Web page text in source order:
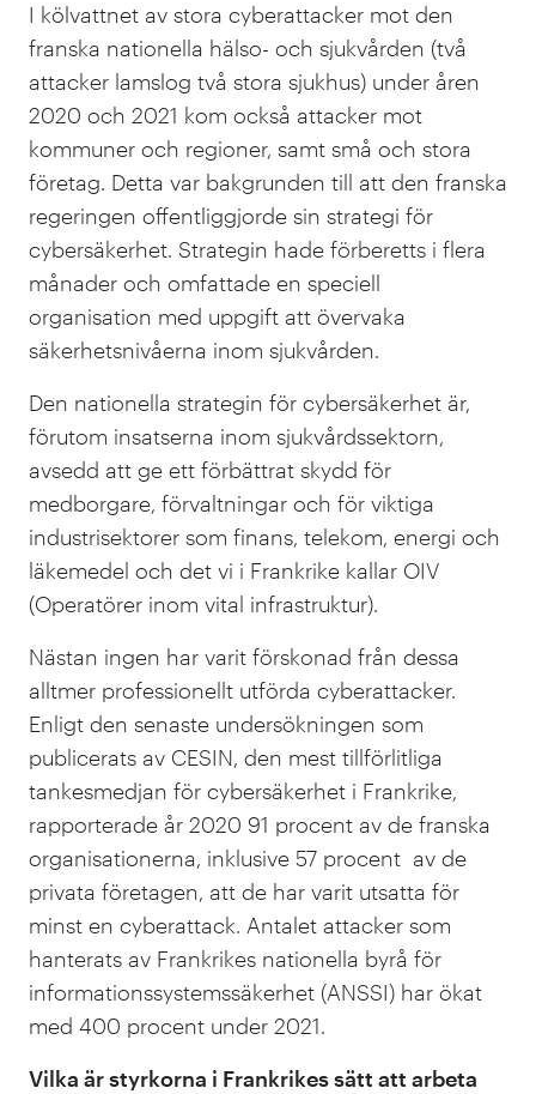
I kölvattnet av stora cyberattacker mot den
franska nationella hälso- och sjukvården (två
attacker lamslog två stora sjukhus) under åren
2020 och 2021 kom också attacker mot
kommuner och regioner, samt små och stora
företag. Detta var bakgrunden till att den franska
regeringen offentliggjorde sin strategi för
cybersäkerhet. Strategin hade förberetts i flera
månader och omfattade en speciell
organisation med uppgift att övervaka
säkerhetsnivåerna inom sjukvården.
Den nationella strategin för cybersäkerhet är,
förutom insatserna inom sjukvårdssektorn,
avsedd att ge ett förbättrat skydd för
medborgare, förvaltningar och för viktiga
industrisektorer som finans, telekom, energi och
läkemedel och det vi i Frankrike kallar OIV
(Operatörer inom vital infrastruktur).
Nästan ingen har varit förskonad från dessa
alltmer professionellt utförda cyberattacker.
Enligt den senaste undersökningen som
publicerats av CESIN, den mest tillförlitliga
tankesmedjan för cybersäkerhet i Frankrike,
rapporterade år 2020 91 procent av de franska
organisationerna, inklusive 57 procent av de
privata företagen, att de har varit utsatta för
minst en cyberattack. Antalet attacker som
hanterats av Frankrikes nationella byrå för
informationssystemssäkerhet (ANSSI) har ökat
med 400 procent under 2021.
Vilka är styrkorna i Frankrikes sätt att arbeta